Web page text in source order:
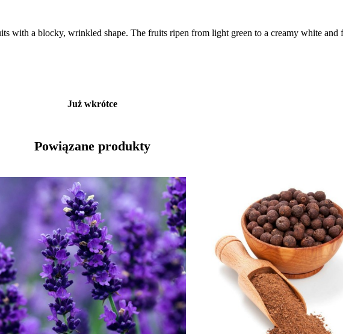
with a blocky, wrinkled shape. The fruits ripen from light green to a creamy white and
Już wkrótce
Powiązane produkty